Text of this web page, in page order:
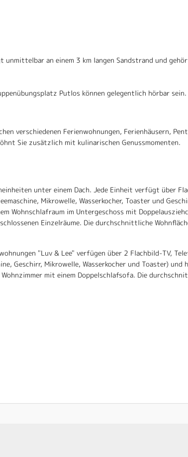
unmittelbar an einem 3 km langen Sandstrand und
Putlos können gelegentlich hörbar sein.
verschiedenen Ferienwohnungen, Ferienhäusern,
Sie zusätzlich mit kulinarischen Genussmomenten.
unter einem Dach. Jede Einheit verfügt über
Mikrowelle, Wasserkocher, Toaster und
Wohnschlafraum im Untergeschoss mit
Einzelräume. Die durchschnittliche
"Luv & Lee" verfügen über 2 Flachbild-TV,
Geschirr, Mikrowelle, Wasserkocher und Toaster)
mit einem Doppelschlafsofa. Die